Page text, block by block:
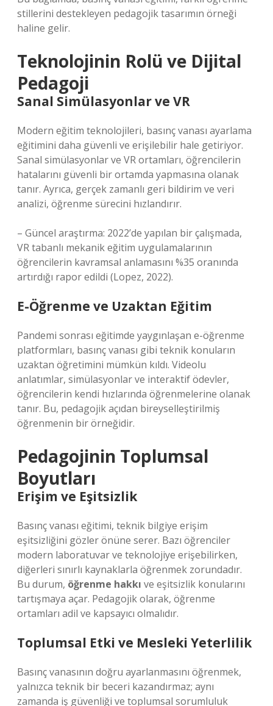
stillerini destekleyen pedagojik tasarımın örneği
haline gelir.
Teknolojinin Rolü ve Dijital
Pedagoji
Sanal Simülasyonlar ve VR
Modern eğitim teknolojileri, basınç vanası ayarlama
eğitimini daha güvenli ve erişilebilir hale getiriyor.
Sanal simülasyonlar ve VR ortamları, öğrencilerin
hatalarını güvenli bir ortamda yapmasına olanak
tanır. Ayrıca, gerçek zamanlı geri bildirim ve veri
analizi, öğrenme sürecini hızlandırır.
– Güncel araştırma: 2022’de yapılan bir çalışmada,
VR tabanlı mekanik eğitim uygulamalarının
öğrencilerin kavramsal anlamasını %35 oranında
artırdığı rapor edildi (Lopez, 2022).
E-Öğrenme ve Uzaktan Eğitim
Pandemi sonrası eğitimde yaygınlaşan e-öğrenme
platformları, basınç vanası gibi teknik konuların
uzaktan öğretimini mümkün kıldı. Videolu
anlatımlar, simülasyonlar ve interaktif ödevler,
öğrencilerin kendi hızlarında öğrenmelerine olanak
tanır. Bu, pedagojik açıdan bireyselleştirilmiş
öğrenmenin bir örneğidir.
Pedagojinin Toplumsal
Boyutları
Erişim ve Eşitsizlik
Basınç vanası eğitimi, teknik bilgiye erişim
eşitsizliğini gözler önüne serer. Bazı öğrenciler
modern laboratuvar ve teknolojiye erişebilirken,
diğerleri sınırlı kaynaklarla öğrenmek zorundadır.
Bu durum, öğrenme hakkı ve eşitsizlik konularını
tartışmaya açar. Pedagojik olarak, öğrenme
ortamları adil ve kapsayıcı olmalıdır.
Toplumsal Etki ve Mesleki Yeterlilik
Basınç vanasının doğru ayarlanmasını öğrenmek,
yalnızca teknik bir beceri kazandırmaz; aynı
zamanda iş güvenliği ve toplumsal sorumluluk